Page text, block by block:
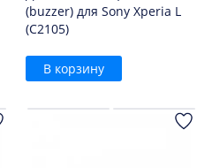
(buzzer) для Sony Xperia L
(C2105)
В корзину